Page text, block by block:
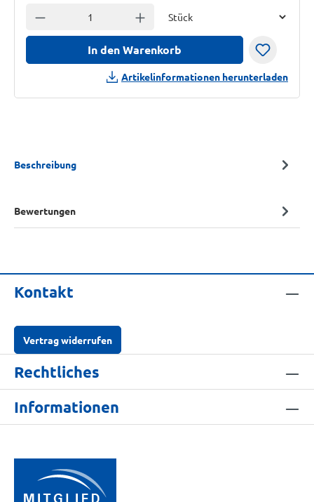
Anzahl verringern Anzahl erhöhen
In den Warenkorb
Artikelinformationen herunterladen
Beschreibung
Bewertungen
Kontakt
Vertrag widerrufen
Rechtliches
Informationen